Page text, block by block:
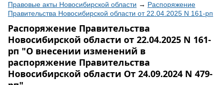
Правовые акты Новосибирской области → Распоряжение
Правительства Новосибирской области от 22.04.2025 N 161-рп
Распоряжение Правительства
Новосибирской области от 22.04.2025 N 161-
рп "О внесении изменений в
распоряжение Правительства
Новосибирской области От 24.09.2024 N 479-